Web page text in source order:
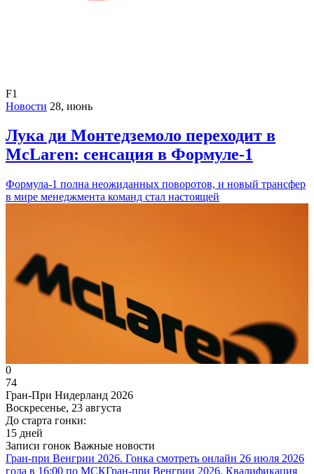
F1
Новости 28, июнь
Лука ди Монтедземоло переходит в
McLaren: сенсация в Формуле-1
Формула-1 полна неожиданных поворотов, и новый трансфер
в мире менеджмента команд стал настоящей
0
74
Гран-При Нидерланд 2026
Воскресенье, 23 августа
До старта гонки:
15 дней
Записи гонок Важные новости
Гран-при Венгрии 2026. Гонка смотреть онлайн 26 июля 2026
года в 16:00 по МСКГран-при Венгрии 2026. Квалификация